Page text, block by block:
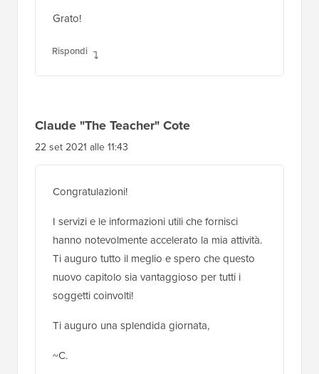
Grato!
Rispondi
Claude "The Teacher" Cote
22 set 2021 alle 11:43
Congratulazioni!
I servizi e le informazioni utili che fornisci
hanno notevolmente accelerato la mia attività.
Ti auguro tutto il meglio e spero che questo
nuovo capitolo sia vantaggioso per tutti i
soggetti coinvolti!
Ti auguro una splendida giornata,
~C.